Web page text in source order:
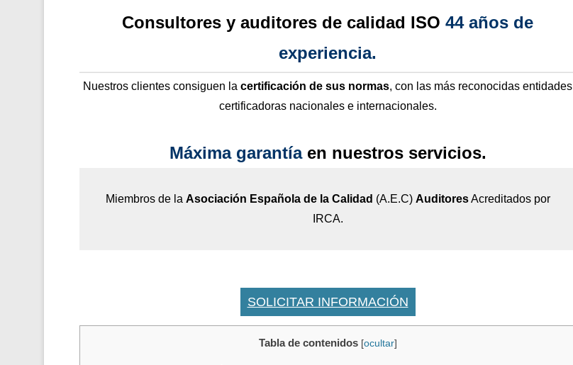
Consultores y auditores de calidad ISO 44 años de
experiencia.
Nuestros clientes consiguen la certificación de sus normas, con las más reconocidas entidades
certificadoras nacionales e internacionales.
Máxima garantíaen nuestros servicios.
Miembros de la Asociación Española de la Calidad (A.E.C) AuditoresAcreditados por
IRCA.
SOLICITAR INFORMACIÓN
Tabla de contenidos [ocultar]